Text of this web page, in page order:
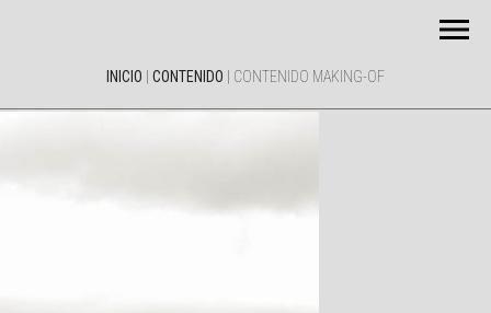
INICIO CONTENIDO CONTENIDO MAKING-OF